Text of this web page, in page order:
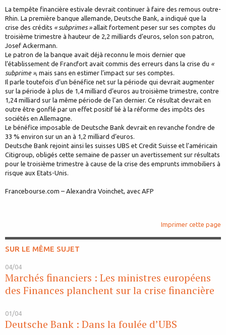
La tempête financière estivale devrait continuer à faire des remous outre-
Rhin. La première banque allemande, Deutsche Bank, a indiqué que la
crise des crédits « subprimes »allait fortement peser sur ses comptes du
troisième trimestre à hauteur de 2,2 milliards d’euros, selon son patron,
Josef Ackermann.
Le patron de la banque avait déjà reconnu le mois dernier que
l’établissement de Francfort avait commis des erreurs dans la crise du «
subprime », mais sans en estimer l’impact sur ses comptes.
Il parle toutefois d’un bénéfice net sur la période qui devrait augmenter
sur la période à plus de 1,4 milliard d’euros au troisième trimestre, contre
1,24 milliard sur la même période de l’an dernier. Ce résultat devrait en
outre être gonflé par un effet positif lié à la réforme des impôts des
sociétés en Allemagne.
Le bénéfice imposable de Deutsche Bank devrait en revanche fondre de
33 % environ sur un an à 1,2 milliard d’euros.
Deutsche Bank rejoint ainsi les suisses UBS et Credit Suisse et l’américain
Citigroup, obligés cette semaine de passer un avertissement sur résultats
pour le troisième trimestre à cause de la crise des emprunts immobiliers à
risque aux Etats-Unis.
Francebourse.com – Alexandra Voinchet, avec AFP
Imprimer cette page
SUR LE MÊME SUJET
04/04
Marchés financiers : Les ministres européens
des Finances planchent sur la crise financière
01/04
Deutsche Bank : Dans la foulée d’UBS